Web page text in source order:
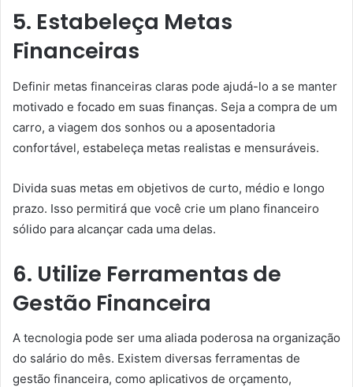
5. Estabeleça Metas
Financeiras
Definir metas financeiras claras pode ajudá-lo a se manter
motivado e focado em suas finanças. Seja a compra de um
carro, a viagem dos sonhos ou a aposentadoria
confortável, estabeleça metas realistas e mensuráveis.
Divida suas metas em objetivos de curto, médio e longo
prazo. Isso permitirá que você crie um plano financeiro
sólido para alcançar cada uma delas.
6. Utilize Ferramentas de
Gestão Financeira
A tecnologia pode ser uma aliada poderosa na organização
do salário do mês. Existem diversas ferramentas de
gestão financeira, como aplicativos de orçamento,